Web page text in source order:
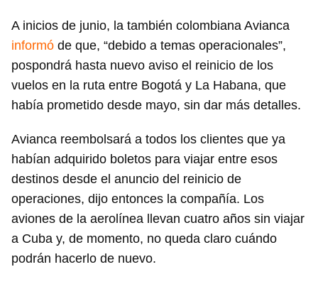
A inicios de junio, la también colombiana Avianca
informó de que, “debido a temas operacionales”,
pospondrá hasta nuevo aviso el reinicio de los
vuelos en la ruta entre Bogotá y La Habana, que
había prometido desde mayo, sin dar más detalles.
Avianca reembolsará a todos los clientes que ya
habían adquirido boletos para viajar entre esos
destinos desde el anuncio del reinicio de
operaciones, dijo entonces la compañía. Los
aviones de la aerolínea llevan cuatro años sin viajar
a Cuba y, de momento, no queda claro cuándo
podrán hacerlo de nuevo.